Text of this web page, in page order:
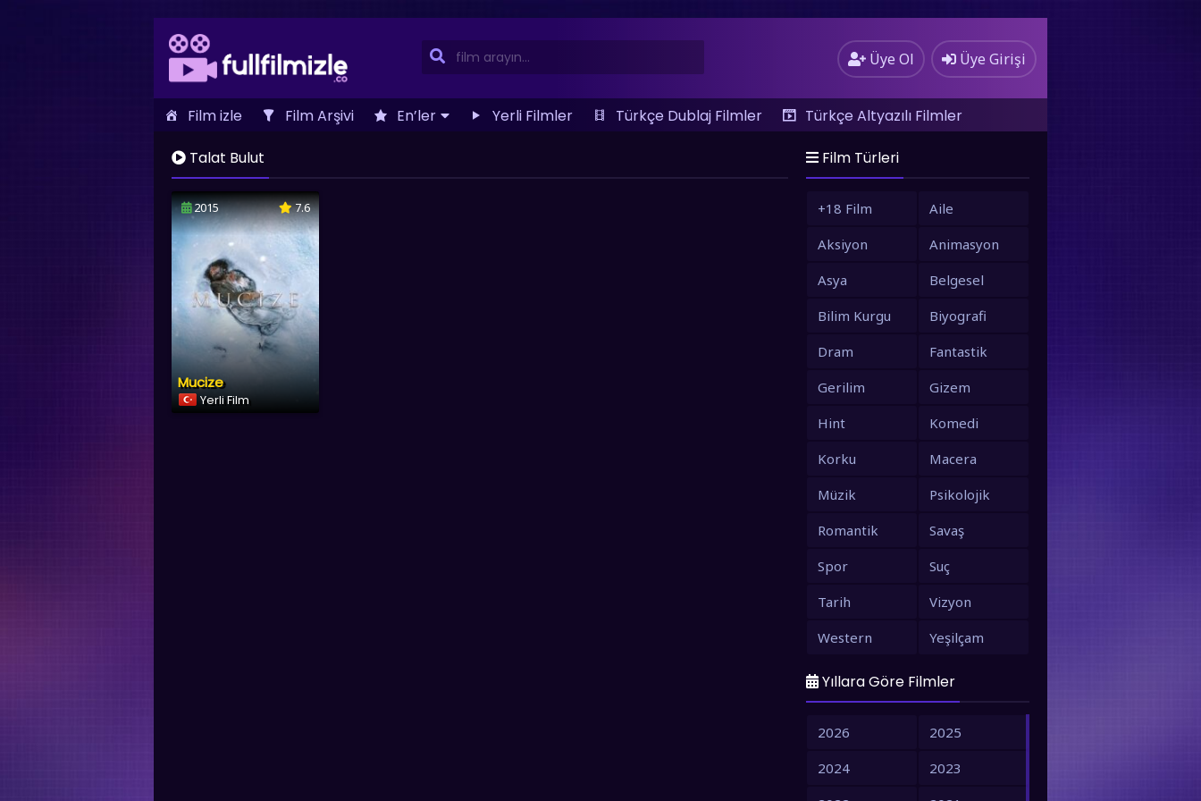
Üye Ol Üye Girişi
Film izle Film Arşivi En’ler Yerli Filmler Türkçe Dublaj Filmler
Türkçe Altyazılı Filmler
İletişim
Talat Bulut
2015 7.6
Mucize
Yerli Film
Film Türleri
+18 Film
Aile
Aksiyon
Animasyon
Asya
Belgesel
Bilim Kurgu
Biyografi
Dram
Fantastik
Gerilim
Gizem
Hint
Komedi
Korku
Macera
Müzik
Psikolojik
Romantik
Savaş
Spor
Suç
Tarih
Vizyon
Western
Yeşilçam
Yıllara Göre Filmler
2026
2025
2024
2023